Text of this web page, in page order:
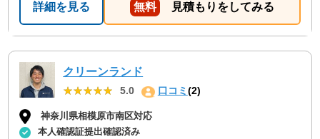
詳細を見る 無料 見積もりをしてみる
クリーンランド
★★★★★
★★★★★ 5.0 口コミ(2)
神奈川県相模原市南区対応
本人確認証提出確認済み